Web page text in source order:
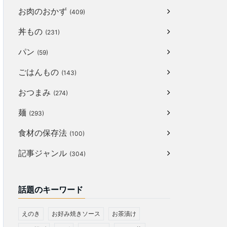
お肉のおかず (409)
丼もの (231)
パン (59)
ごはんもの (143)
おつまみ (274)
麺 (293)
食材の保存法 (100)
記事ジャンル (304)
話題のキーワード
えのき お好み焼きソース お茶漬け